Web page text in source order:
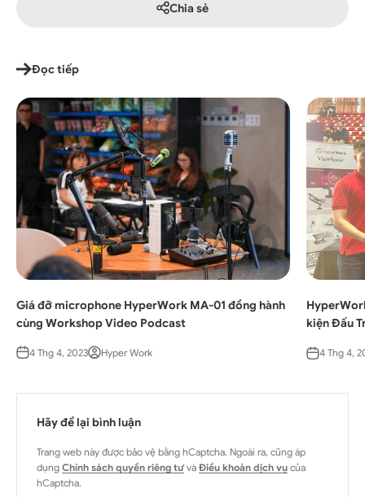
Chia sẻ
Đọc tiếp
Giá đỡ microphone HyperWork MA-01 đồng hành
cùng Workshop Video Podcast
4 Thg 4, 2023 Hyper Work
kiện Đấu
4 Thg 4,
Hãy để lại bình luận
Trang web này được bảo vệ bằng hCaptcha. Ngoài ra, cũng áp
dụng Chính sách quyền riêng tư và Điều khoản dịch vụ của
hCaptcha.